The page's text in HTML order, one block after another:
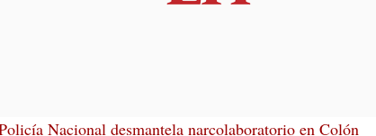
Nacional desmantela narcolaboratorio en Colón